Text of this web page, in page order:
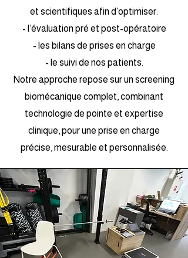
et scientifiques afin d’optimiser:
- l’évaluation pré et post-opératoire
- les bilans de prises en charge
- le suivi de nos patients.
Notre approche repose sur un screening
biomécanique complet, combinant
technologie de pointe et expertise
clinique, pour une prise en charge
précise, mesurable et personnalisée.